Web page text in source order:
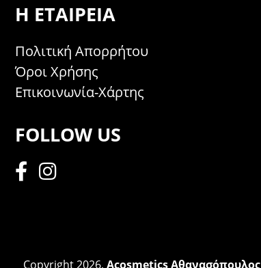
Η ΕΤΑΙΡΕΊΑ
Πολιτική Απορρήτου
Όροι Χρήσης
Επικοινωνία-Χάρτης
FOLLOW US
Copyright 2026, Acosmetics Αθανασόπουλος